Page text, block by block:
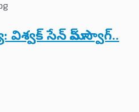
విశ్వక్ సేన్ మాస్ స్వాగ్..